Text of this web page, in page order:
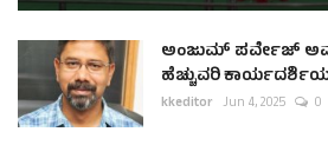
ಅಂಜುಮ್ ಪರ್ವೇಜ್
ಹೆಚ್ಚುವರಿ
kkeditor Jun 4, 2025 0